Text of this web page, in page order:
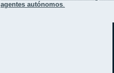
agentes autónomos